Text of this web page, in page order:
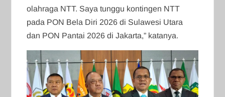
olahraga NTT. Saya tunggu kontingen NTT
pada PON Bela Diri 2026 di Sulawesi Utara
dan PON Pantai 2026 di Jakarta,” katanya.